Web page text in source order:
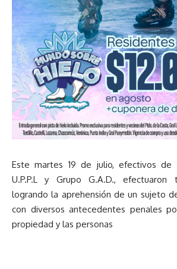
Este martes 19 de julio, efectivos de
U.P.P.L y Grupo G.A.D., efectuaron
logrando la aprehensión de un sujeto
con diversos antecedentes penales
propiedad y las personas